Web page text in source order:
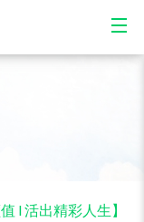
l 活出精彩人生】